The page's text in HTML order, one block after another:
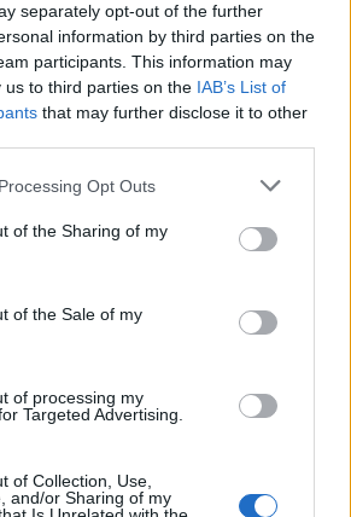
separately opt-out of the further
information by third parties on the
participants. This information may
us to third parties on the IAB’s List of
that may further disclose it to other
website/app uses one or more Google
or usage behaviour. You may click to
to Google and its third-party tags to
specified purposes in below Google
Opt Outs
of the Sharing of my
of the Sale of my
of processing my
Targeted Advertising.
of Collection, Use,
and/or Sharing of my